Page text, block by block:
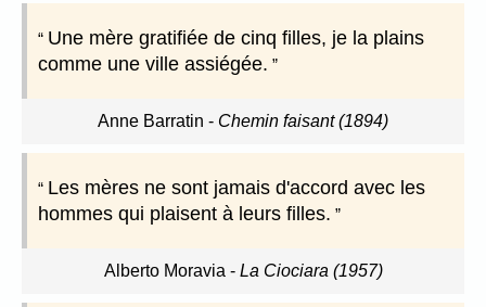
Une mère gratifiée de cinq filles, je la plains
comme une ville assiégée.
Anne Barratin - Chemin faisant (1894)
Les mères ne sont jamais d'accord avec les
hommes qui plaisent à leurs filles.
Alberto Moravia - La Ciociara (1957)